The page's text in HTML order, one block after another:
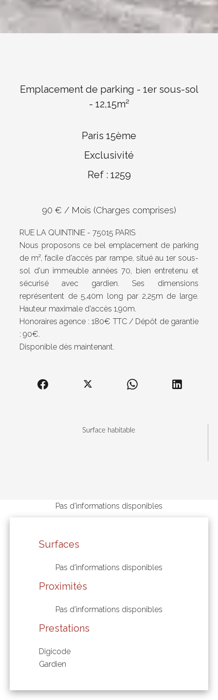
Surface habitable
Emplacement de parking - 1er sous-sol
- 12,15m²
Paris 15ème
Exclusivité
Ref : 1259
90 € / Mois (Charges comprises)
RUE LA QUINTINIE - 75015 PARIS
Nous proposons ce bel emplacement de parking
de m², facile d'accès par rampe, situé au 1er sous-
sol d'un immeuble années 70, bien entretenu et
sécurisé avec gardien. Ses dimensions
représentent de 5,40m long par 2,25m de large.
Hauteur maximale d'accès 1,90m.
Honoraires agence : 180€ TTC / Dépôt de garantie
: 90€.
Disponible dès maintenant.
Pas d'informations disponibles
Surfaces
Pas d'informations disponibles
Proximités
Pas d'informations disponibles
Prestations
Digicode
Gardien